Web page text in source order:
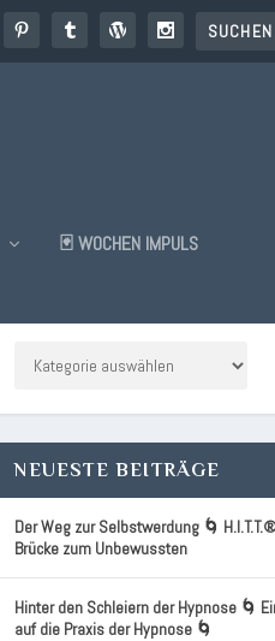
🃏 WOCHEN IMPULS
NEUESTE BEITRÄGE
Der Weg zur Selbstwerdung 🌀
Brücke zum Unbewussten
Hinter den Schleiern der Hypnose 🌀
auf die Praxis der Hypnose 🌀